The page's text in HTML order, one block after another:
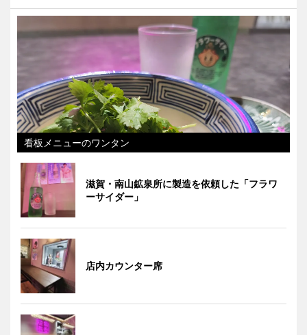
看板メニューのワンタン
滋賀・南山鉱泉所に製造を依頼した「フラワ
ーサイダー」
店内カウンター席